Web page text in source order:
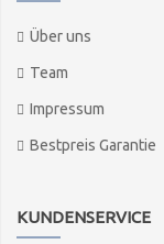
Über uns
Team
Impressum
Bestpreis Garantie
KUNDENSERVICE